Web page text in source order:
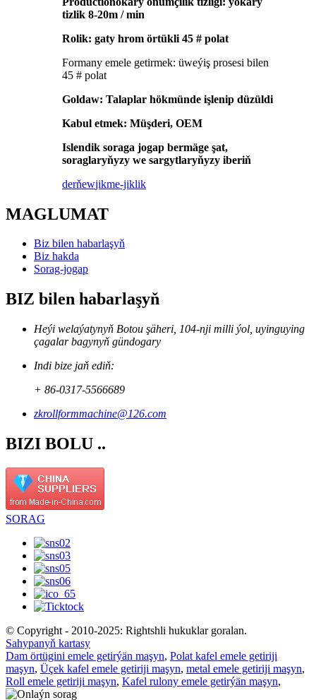
tizlik 8-20m / min
Rolik: gaty hrom örtükli 45 # polat
Formany emele getirmek: üweýiş prosesi bilen
45 # polat
Goldaw: Talaplar hökmünde işlenip düzüldi
Kabul etmek: Müşderi, OEM
Islendik soraga jogap bermäge şat,
soraglaryňyzy we sargytlaryňyzy iberiň
derňewjikme-jiklik
MAGLUMAT
Biz bilen habarlaşyň
Biz hakda
Sorag-jogap
BIZ bilen habarlaşyň
Heýi welaýatynyň Botou şäheri, 104-nji milli ýol, uyinguying
çagalar bagynyň gündogary
Indi bize jaň ediň:
+ 86-0317-5566689
zkrollformmachine@126.com
BIZI BOLU ..
SORAG
© Copyright - 2010-2025: Rightshli hukuklar goralan.
Sahypanyň kartasy
Dam örtügini emele getirýän maşyn, Polat kafel emele getiriji
maşyn, Üçek kafel emele getiriji maşyn, metal emele getiriji maşyn,
Roll emele getiriji maşyn, Kafel rulony emele getirýän maşyn,